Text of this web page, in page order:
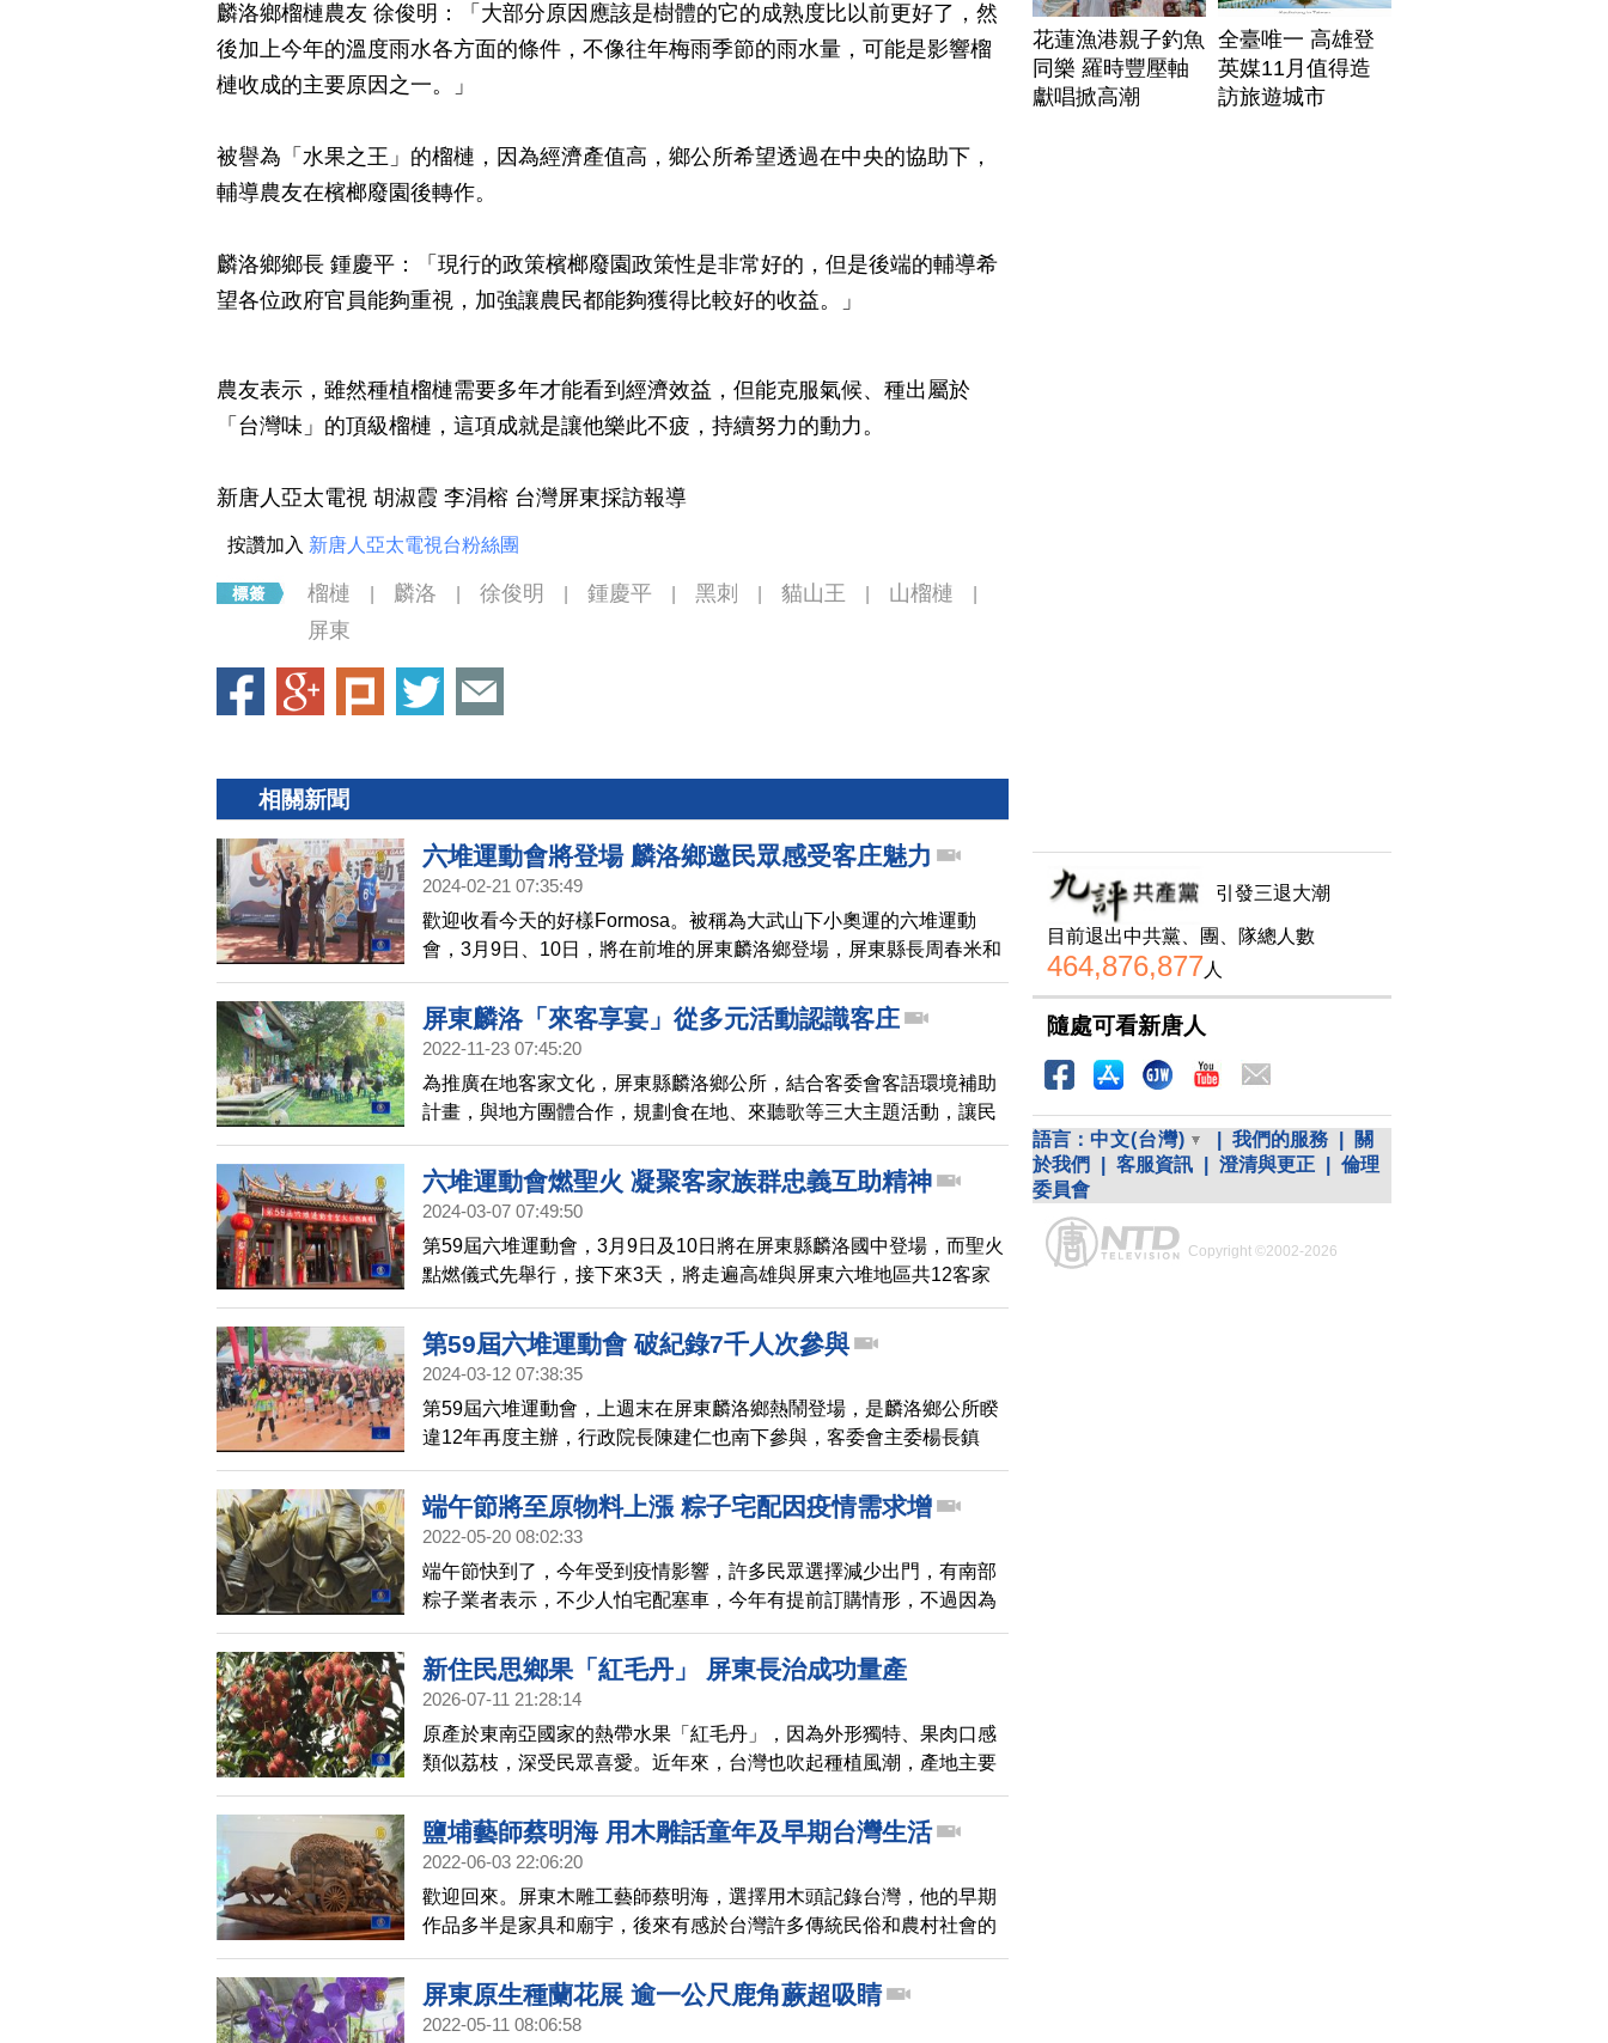
麟洛鄉榴槤農友 徐俊明：「大部分原因應該是樹體的它的成熟度比以前更好了，然
後加上今年的溫度雨水各方面的條件，不像往年梅雨季節的雨水量，可能是影響榴
槤收成的主要原因之一。」
被譽為「水果之王」的榴槤，因為經濟產值高，鄉公所希望透過在中央的協助下，
輔導農友在檳榔廢園後轉作。
麟洛鄉鄉長 鍾慶平：「現行的政策檳榔廢園政策性是非常好的，但是後端的輔導希
望各位政府官員能夠重視，加強讓農民都能夠獲得比較好的收益。」
農友表示，雖然種植榴槤需要多年才能看到經濟效益，但能克服氣候、種出屬於
「台灣味」的頂級榴槤，這項成就是讓他樂此不疲，持續努力的動力。
新唐人亞太電視 胡淑霞 李涓榕 台灣屏東採訪報導
按讚加入 新唐人亞太電視台粉絲團
榴槤 麟洛 徐俊明 鍾慶平 黑刺 貓山王 山榴槤
屏東
相關新聞
六堆運動會將登場 麟洛鄉邀民眾感受客庄魅力
2024-02-21 07:35:49
歡迎收看今天的好樣Formosa。被稱為大武山下小奧運的六堆運動
會，3月9日、10日，將在前堆的屏東麟洛鄉登場，屏東縣長周春米和
麟洛鄉長，週二（20日）在記者會上，邀請全台鄉親參與近20項運動
賽事，感受客家運動會的魅力。
屏東麟洛「來客享宴」從多元活動認識客庄
2022-11-23 07:45:20
為推廣在地客家文化，屏東縣麟洛鄉公所，結合客委會客語環境補助
計畫，與地方團體合作，規劃食在地、來聽歌等三大主題活動，讓民
眾能深入客庄學習體驗。
六堆運動會燃聖火 凝聚客家族群忠義互助精神
2024-03-07 07:49:50
第59屆六堆運動會，3月9日及10日將在屏東縣麟洛國中登場，而聖火
點燃儀式先舉行，接下來3天，將走遍高雄與屏東六堆地區共12客家
鄉鎮，邀請民眾一起到麟洛參與盛會。
第59屆六堆運動會 破紀錄7千人次參與
2024-03-12 07:38:35
第59屆六堆運動會，上週末在屏東麟洛鄉熱鬧登場，是麟洛鄉公所睽
違12年再度主辦，行政院長陳建仁也南下參與，客委會主委楊長鎮
說，六堆運動會不只是競技比賽，更是全台客家人情誼交流的盛會，
今年還突破以往參加人數，有超過7千人次參與。
端午節將至原物料上漲 粽子宅配因疫情需求增
2022-05-20 08:02:33
端午節快到了，今年受到疫情影響，許多民眾選擇減少出門，有南部
粽子業者表示，不少人怕宅配塞車，今年有提前訂購情形，不過因為
原物料上漲等因素，多少影響到買氣。
新住民思鄉果「紅毛丹」 屏東長治成功量產
2026-07-11 21:28:14
原產於東南亞國家的熱帶水果「紅毛丹」，因為外形獨特、果肉口感
類似荔枝，深受民眾喜愛。近年來，台灣也吹起種植風潮，產地主要
集中在屏東高樹、九如，以及嘉義的竹崎、中埔等地。今天帶您一塊
去屏東的長治鄉，看看台灣本土生產的紅毛丹。
鹽埔藝師蔡明海 用木雕話童年及早期台灣生活
2022-06-03 22:06:20
歡迎回來。屏東木雕工藝師蔡明海，選擇用木頭記錄台灣，他的早期
作品多半是家具和廟宇，後來有感於台灣許多傳統民俗和農村社會的
情景，逐漸消失，因而轉型創作了一系列的懷舊鄉土作品。透過鏡頭
一起去看看。
屏東原生種蘭花展 逾一公尺鹿角蕨超吸睛
2022-05-11 08:06:58
花蓮漁港親子釣魚
同樂 羅時豐壓軸
獻唱掀高潮
全臺唯一 高雄登
英媒11月值得造
訪旅遊城市
引發三退大潮
目前退出中共黨、團、隊總人數
464,876,877人
隨處可看新唐人
語言： 中文(台灣) 我們的服務
關
於我們
客服資訊 澄清與更正
倫理
委員會
Copyright ©2002-2026